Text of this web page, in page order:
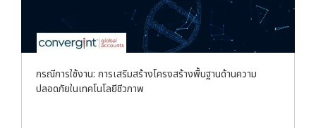
กรณีการใช้งาน: การเสริมสร้างโครงสร้างพื้นฐานด้านความ
ปลอดภัยในเทคโนโลยีชีวภาพ